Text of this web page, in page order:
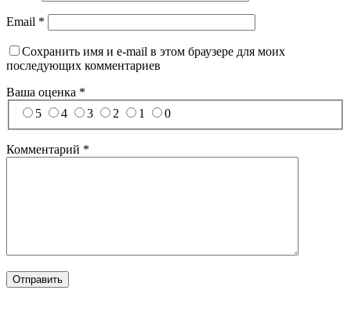
Email *
Сохранить имя и e-mail в этом браузере для моих
последующих комментариев
Ваша оценка *
5
4 3 2 1 0
Комментарий *
Отправить